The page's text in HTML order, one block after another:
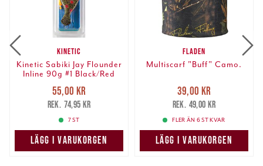
KINETIC
Kinetic Sabiki Jay Flounder
Inline 90g #1 Black/Red
Nuvarande pris
55,00 krTidigare pris
74,95 kr
55,00 kr
74,95 kr
7 ST
LÄGG I VARUKORGEN
FLADEN
Multiscarf "Buff" Camo.
Nuvarande pris
39,00 krTidigare pris
49,00 kr
39,00 kr
49,00 kr
FLER ÄN 6 ST KVAR
LÄGG I VARUKORGEN